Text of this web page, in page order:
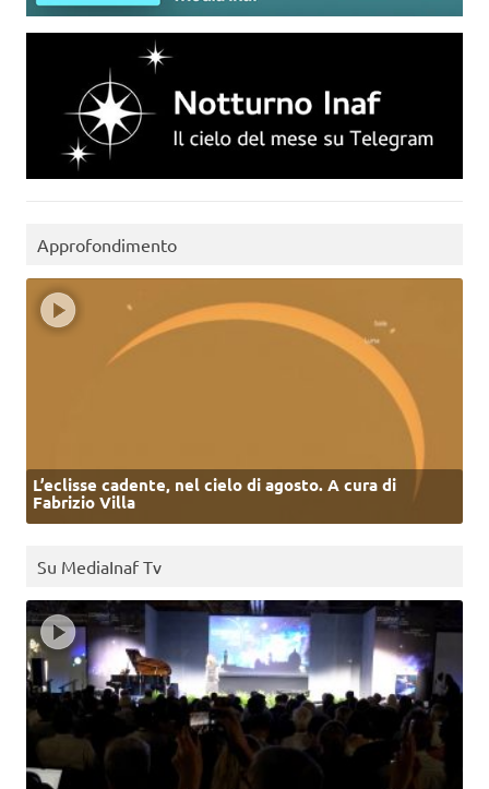
Approfondimento
L’eclisse cadente, nel cielo di agosto. A cura di
Fabrizio Villa
Su MediaInaf Tv